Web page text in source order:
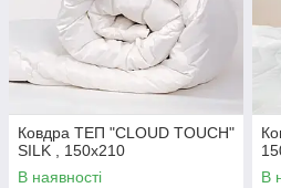
Ковдра ТЕП "CLOUD TOUCH"
SILK , 150x210
В наявності
В